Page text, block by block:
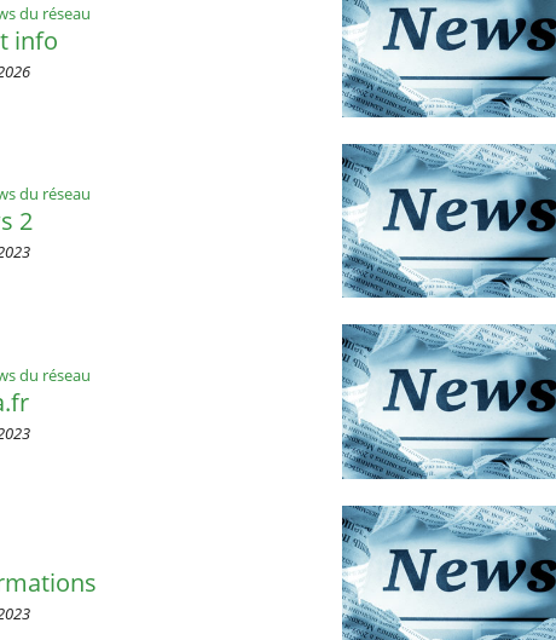
du réseau
info
du réseau
2
du réseau